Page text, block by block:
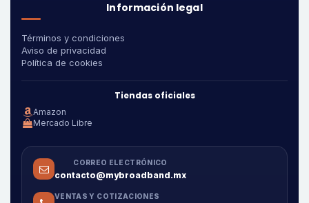
Información legal
Términos y condiciones
Aviso de privacidad
Política de cookies
Tiendas oficiales
Amazon
Mercado Libre
CORREO ELECTRÓNICO
contacto@mybroadband.mx
VENTAS Y COTIZACIONES